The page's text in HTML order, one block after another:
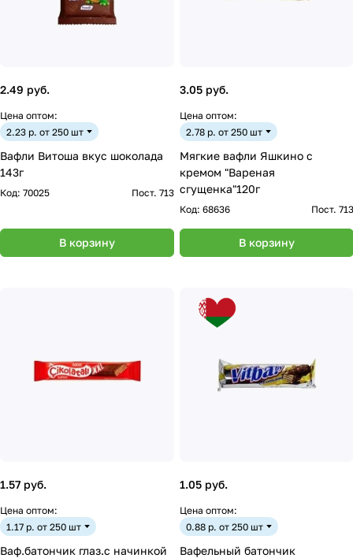
2.49 руб.
Цена оптом:
2.23 р. от 250 шт
Вафли Витоша вкус шоколада
143г
Код: 70025 Пост. 713
В корзину
3.05 руб.
Цена оптом:
2.78 р. от 250 шт
Мягкие вафли Яшкино с
кремом "Вареная
сгущенка"120г
Код: 68636 Пост. 713
В корзину
1.57 руб.
Цена оптом:
1.17 р. от 250 шт
Ваф.батончик глаз.с начинкой
1.05 руб.
Цена оптом:
0.88 р. от 250 шт
Вафельный батончик